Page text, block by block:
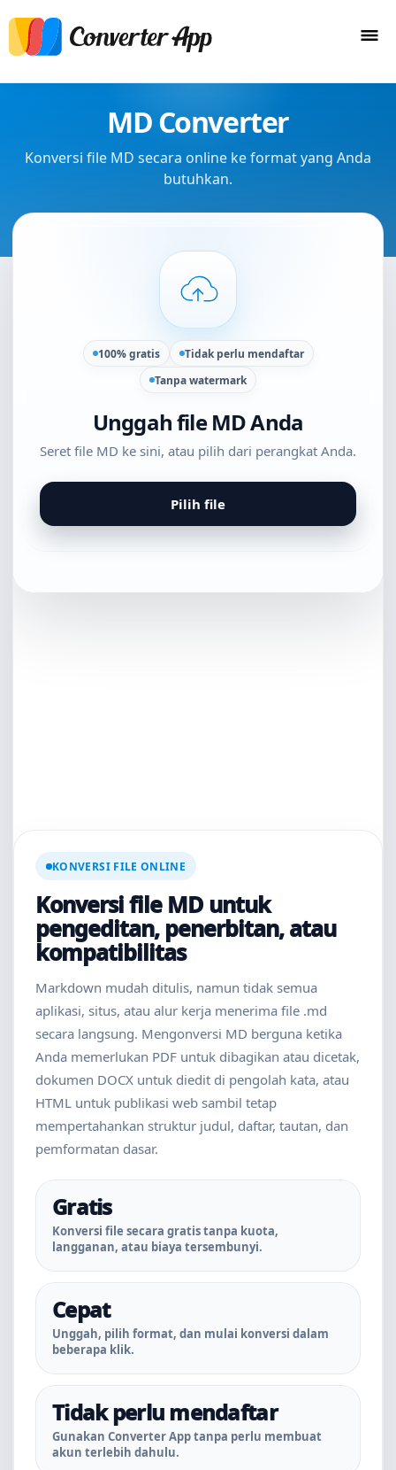
MD Converter
Konversi file MD secara online ke format yang Anda
butuhkan.
100% gratis
Tidak perlu mendaftar
Tanpa watermark
Unggah file MD Anda
Seret file MD ke sini, atau pilih dari perangkat Anda.
Pilih file
KONVERSI FILE ONLINE
Konversi file MD untuk
pengeditan, penerbitan, atau
kompatibilitas
Markdown mudah ditulis, namun tidak semua
aplikasi, situs, atau alur kerja menerima file .md
secara langsung. Mengonversi MD berguna ketika
Anda memerlukan PDF untuk dibagikan atau dicetak,
dokumen DOCX untuk diedit di pengolah kata, atau
HTML untuk publikasi web sambil tetap
mempertahankan struktur judul, daftar, tautan, dan
pemformatan dasar.
Gratis
Konversi file secara gratis tanpa kuota,
langganan, atau biaya tersembunyi.
Cepat
Unggah, pilih format, dan mulai konversi dalam
beberapa klik.
Tidak perlu mendaftar
Gunakan Converter App tanpa perlu membuat
akun terlebih dahulu.